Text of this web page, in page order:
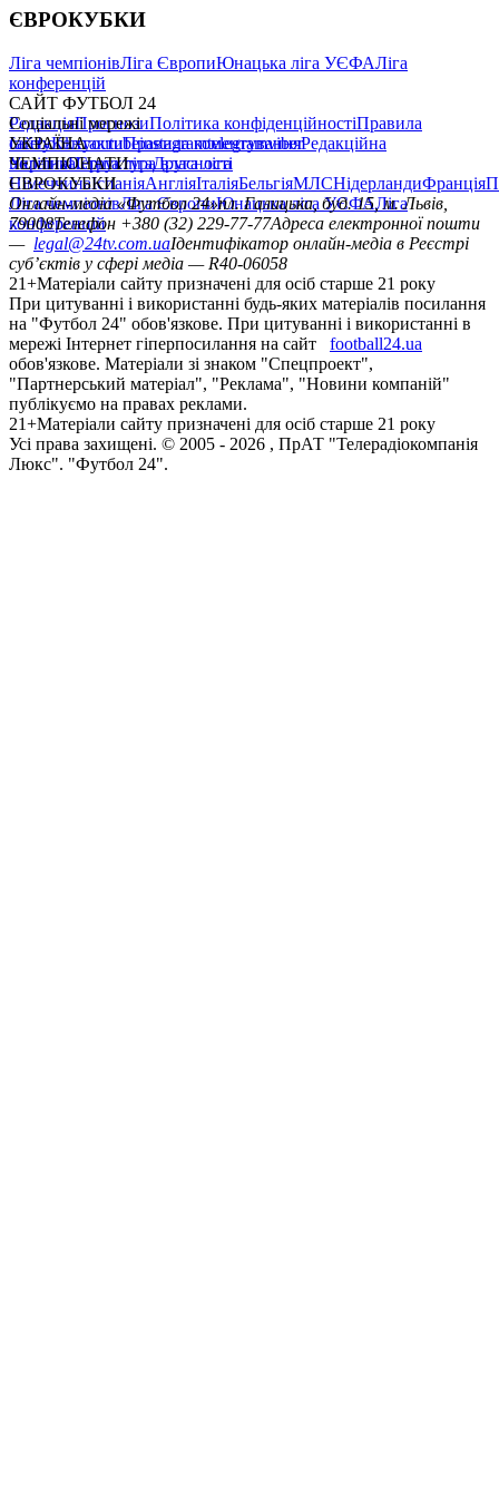
ЄВРОКУБКИ
Ліга чемпіонівЛіга ЄвропиЮнацька ліга УЄФАЛіга
конференцій
САЙТ ФУТБОЛ 24
РедакціяПрогнозиПолітика конфіденційностіПравила
сайтуКонтактиПравила коментуванняРедакційна
політикаСтруктура власності
Соціальні мережі
facebookxyoutubeinstagramtelegramviber
УКРАЇНА
УкраїнаПерша лігаДруга ліга
ЧЕМПІОНАТИ
НімеччинаІспаніяАнгліяІталіяБельгіяМЛСНідерландиФранція
ЄВРОКУБКИ
Ліга чемпіонівЛіга ЄвропиЮнацька ліга УЄФАЛіга
конференцій
Онлайн-медіа «Футбол 24»пл. Галицька, буд. 15, м. Львів,
79008Телефон +380 (32) 229-77-77Адреса електронної пошти
— legal@24tv.com.uaІдентифікатор онлайн-медіа в Реєстрі
суб’єктів у сфері медіа — R40-06058
21+Матеріали сайту призначені для осіб старше 21 року
При цитуванні і використанні будь-яких матеріалів посилання
на "Футбол 24" обов'язкове. При цитуванні і використанні в
мережі Інтернет гіперпосилання на сайт
football24.ua
обов'язкове. Матеріали зі знаком "Спецпроект",
"Партнерський матеріал", "Реклама", "Новини компаній"
публікуємо на правах реклами.
21+Матеріали сайту призначені для осіб старше 21 року
Усi права захищенi. © 2005 - 2026 , ПрАТ "Телерадіокомпанія
Люкс". "Футбол 24".